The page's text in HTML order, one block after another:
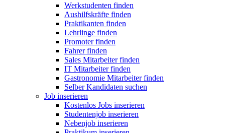
Werkstudenten finden
Aushilfskräfte finden
Praktikanten finden
Lehrlinge finden
Promoter finden
Fahrer finden
Sales Mitarbeiter finden
IT Mitarbeiter finden
Gastronomie Mitarbeiter finden
Selber Kandidaten suchen
Job inserieren
Kostenlos Jobs inserieren
Studentenjob inserieren
Nebenjob inserieren